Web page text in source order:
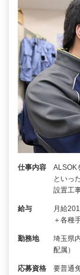
仕事内容
ALSOK
といっ
設置工
給与
月給
＋各
勤務地
埼玉県
配属）
応募資格
要普通